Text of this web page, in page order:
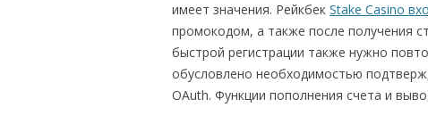
имеет значения. Рейкбек Stake Casino
промокодом, а также после получения
быстрой регистрации также нужно
обусловлено необходимостью
OAuth. Функции пополнения счета и